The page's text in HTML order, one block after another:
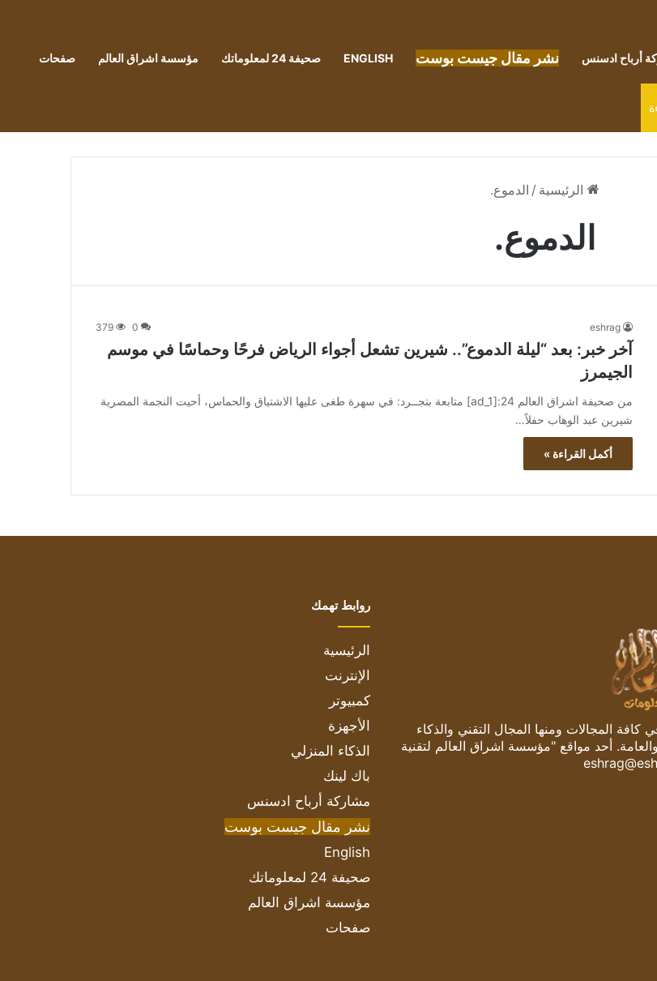
أرباح ادسنس نشر مقال جيست بوست ENGLISH صحيفة 24 لمعلوماتك مؤسسة اشراق العالم صفحات
الرئيسية / الدموع.
الدموع.
eshrag
0
379
آخر خبر: بعد “ليلة الدموع”.. شيرين تشعل أجواء الرياض فرحًا وحماسًا في موسم
الجيمرز
من صحيفة اشراق العالم 24:[ad_1] متابعة بتجــرد: في سهرة طغى عليها الاشتياق والحماس، أحيت النجمة المصرية
شيرين عبد الوهاب حفلاً…
أكمل القراءة »
المجالات ومنها المجال التقني والذكاء
أحد مواقع "مؤسسة اشراق العالم لتقنية
روابط تهمك
الرئيسية
الإنترنت
كمبيوتر
الأجهزة
الذكاء المنزلي
باك لينك
مشاركة أرباح ادسنس
نشر مقال جيست بوست
English
صحيفة 24 لمعلوماتك
مؤسسة اشراق العالم
صفحات